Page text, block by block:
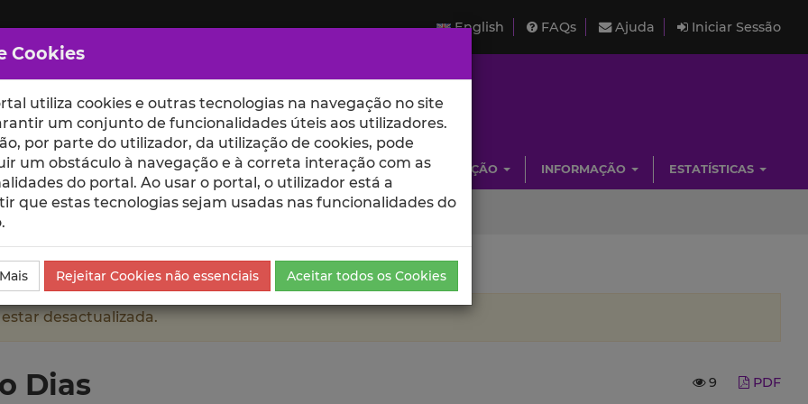
English FAQs Ajuda Iniciar Sessão
ESCOLAS UNIDADES INVESTIGAÇÃO INFORMAÇÃO ESTATÍSTICAS
Científicas e Citações
desactualizada.
9 PDF
Dias
Cookies
utiliza cookies e outras tecnologias na navegação no site
um conjunto de funcionalidades úteis aos utilizadores.
por parte do utilizador, da utilização de cookies, pode
um obstáculo à navegação e à correta interação com as
do portal. Ao usar o portal, o utilizador está a
que estas tecnologias sejam usadas nas funcionalidades do
Rejeitar Cookies não essenciais Aceitar todos os Cookies